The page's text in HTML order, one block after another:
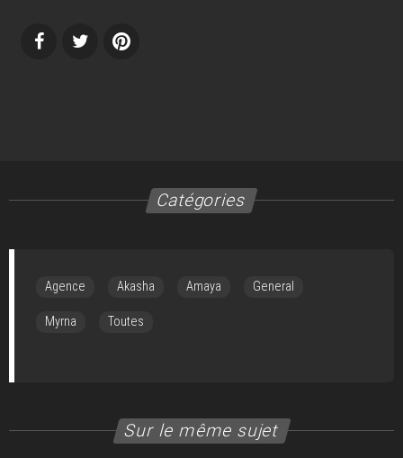
Catégories
Agence Akasha Amaya General
Myrna Toutes
Sur le même sujet